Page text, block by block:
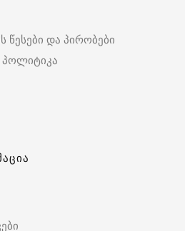
წესები და პირობები